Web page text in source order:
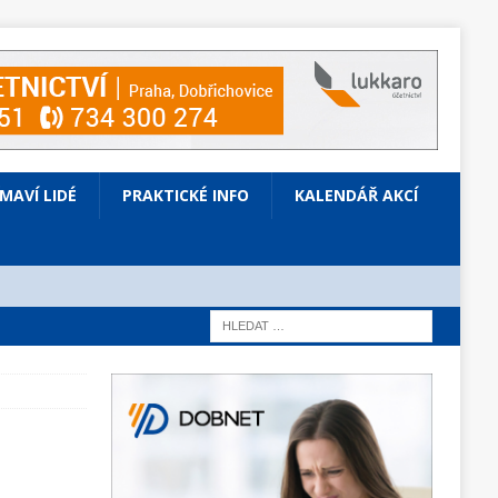
LIDÉ PRAKTICKÉ INFO KALENDÁŘ AKCÍ